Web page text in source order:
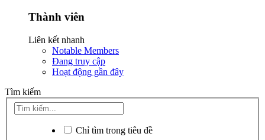
Thành viên
Liên kết nhanh
Notable Members
Đang truy cập
Hoạt động gần đây
Tìm kiếm
Chỉ tìm trong tiêu đề